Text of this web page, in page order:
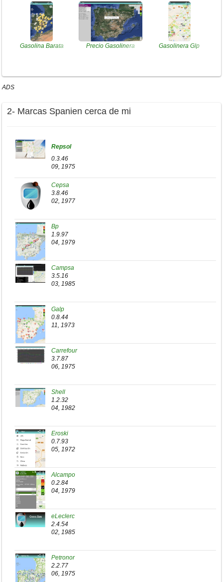
Gasolina Barata Precio Gasolinera Gasolinera Glp
ADS
2- Marcas Spanien cerca de mi
Repsol
0.3.46
09, 1975
Cepsa
3.8.46
02, 1977
Bp
1.9.97
04, 1979
Campsa
3.5.16
03, 1985
Galp
0.8.44
11, 1973
Carrefour
3.7.87
06, 1975
Shell
1.2.32
04, 1982
Eroski
0.7.93
05, 1972
Alcampo
0.2.84
04, 1979
eLeclerc
2.4.54
02, 1985
Petronor
2.2.77
06, 1975